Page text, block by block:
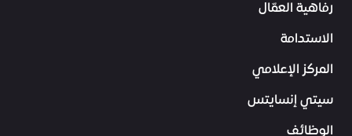
رفاهية العمّال
الاستدامة
المركز الإعلامي
سيتي إنسايتس
الوظائف